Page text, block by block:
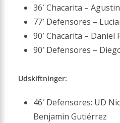
36′ Chacarita –
77′ Defensores –
90′ Chacarita –
90′ Defensores –
Udskiftninger:
46′ Defensores: UD
Benjamin Gutiérrez